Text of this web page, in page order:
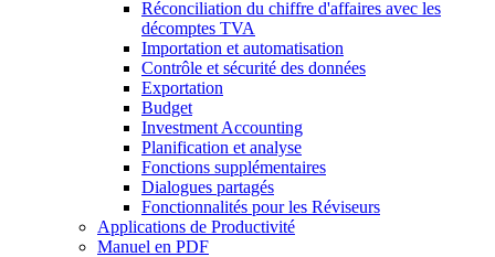
Réconciliation du chiffre d'affaires avec les
décomptes TVA
Importation et automatisation
Contrôle et sécurité des données
Exportation
Budget
Investment Accounting
Planification et analyse
Fonctions supplémentaires
Dialogues partagés
Fonctionnalités pour les Réviseurs
Applications de Productivité
Manuel en PDF